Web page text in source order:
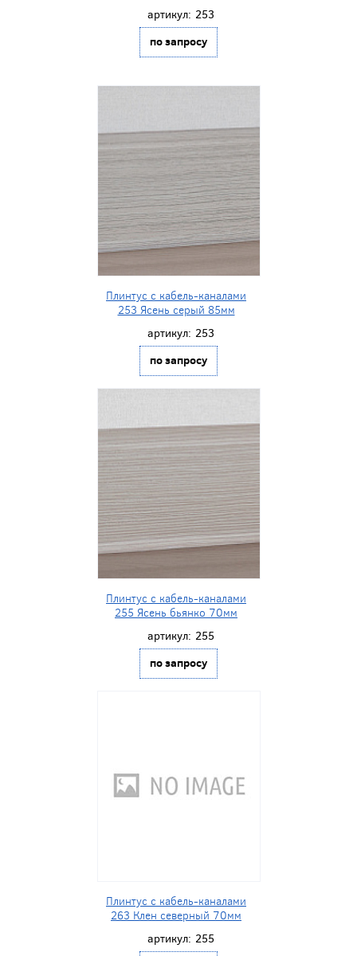
артикул: 253
по запросу
Плинтус с кабель-каналами
253 Ясень серый 85мм
артикул: 253
по запросу
Плинтус с кабель-каналами
255 Ясень бьянко 70мм
артикул: 255
по запросу
Плинтус с кабель-каналами
263 Клен северный 70мм
артикул: 255